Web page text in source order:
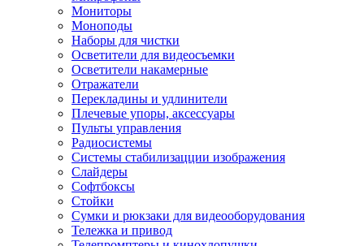
Мониторы
Моноподы
Наборы для чистки
Осветители для видеосъемки
Осветители накамерные
Отражатели
Перекладины и удлинители
Плечевые упоры, аксессуары
Пульты управления
Радиосистемы
Системы стабилизацции изображения
Слайдеры
Софтбоксы
Стойки
Сумки и рюкзаки для видеооборудования
Тележка и привод